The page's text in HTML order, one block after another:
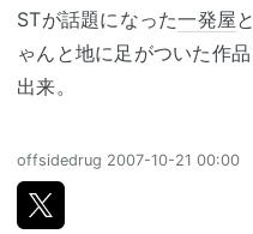
STが話題になった一発屋
ゃんと地に足がついた作
出来。
offsidedrug 2007-10-21 00:00